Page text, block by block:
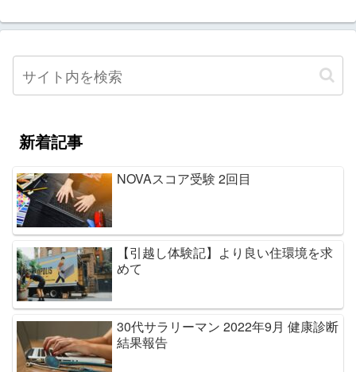
新着記事
NOVAスコア受験 2回目
【引越し体験記】より良い住環境を求
めて
30代サラリーマン 2022年9月 健康診断
結果報告